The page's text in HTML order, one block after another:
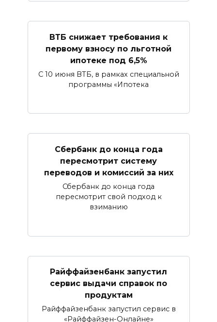
ВТБ снижает требования к
первому взносу по льготной
ипотеке под 6,5%
С 10 июня ВТБ, в рамках специальной
программы «Ипотека
Сбербанк​ до конца года
пересмотрит систему
переводов и комиссий за них
Сбербанк до конца года
пересмотрит свой подход к
взиманию
Райффайзенбанк запустил
сервис выдачи справок по
продуктам
Райффайзенбанк запустил сервис в
«Райффайзен-Онлайне»